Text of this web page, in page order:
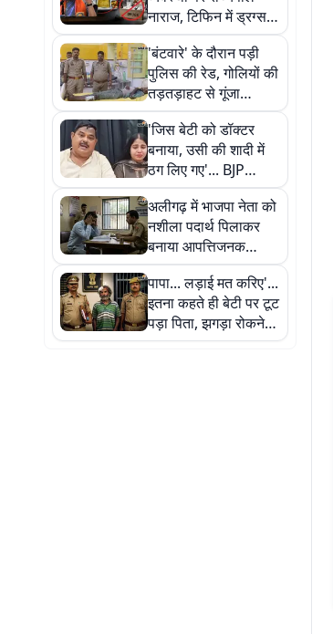
नाराज, टिफिन में ड्रग्स-
शराब की आशंका पर
गरमाई UP की सियासत
'बंटवारे' के दौरान पड़ी
पुलिस की रेड, गोलियों की
तड़तड़ाहट से गूंजा
इलाका, मुठभेड़ में दो
घायल
'जिस बेटी को डॉक्टर
बनाया, उसी की शादी में
ठग लिए गए'... BJP
विधायक ज्ञान तिवारी का
छलका दर्द, बोले- 'मैं भी
शिकार हुआ'
अलीगढ़ में भाजपा नेता को
नशीला पदार्थ पिलाकर
बनाया आपत्तिजनक
वीडियो, रंगदारी वसूलने
पर केस दर्ज
पापा... लड़ाई मत करिए'...
इतना कहते ही बेटी पर टूट
पड़ा पिता, झगड़ा रोकने
आई बेटी सुषमा की खूंटे से